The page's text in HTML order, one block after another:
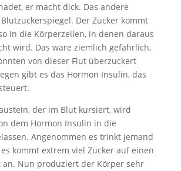
er macht dick. Das andere
Der Zucker kommt
in die Körperzellen, in denen daraus
wird. Das wäre ziemlich gefährlich,
von dieser Flut überzuckert
gibt es das Hormon Insulin, das
der im Blut kursiert, wird
dem Hormon Insulin in die
Angenommen es trinkt jemand
kommt extrem viel Zucker auf einen
an. Nun produziert der Körper sehr